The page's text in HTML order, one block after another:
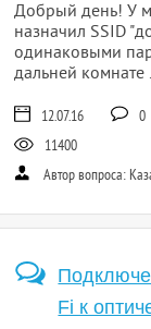
Добрый день! У
назначил SSID
одинаковыми
дальней комнате
12.07.16
0
11400
Автор вопроса:
Fi к